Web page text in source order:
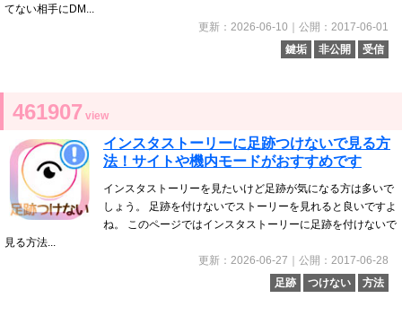
てない相手にDM...
更新：2026-06-10｜公開：2017-06-01
鍵垢
非公開 受信
461907 view
インスタストーリーに足跡つけないで見る方
法！サイトや機内モードがおすすめです
インスタストーリーを見たいけど足跡が気になる方は多いで
しょう。 足跡を付けないでストーリーを見れると良いですよ
ね。 このページではインスタストーリーに足跡を付けないで
見る方法...
更新：2026-06-27｜公開：2017-06-28
足跡
つけない 方法